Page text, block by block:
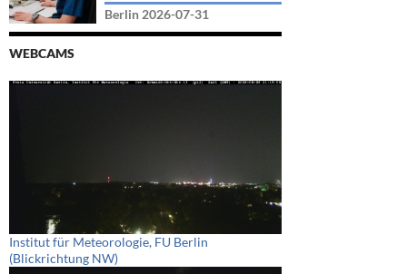
Berlin 2026-07-31
WEBCAMS
Institut für Meteorologie, FU Berlin
(Blickrichtung NW)